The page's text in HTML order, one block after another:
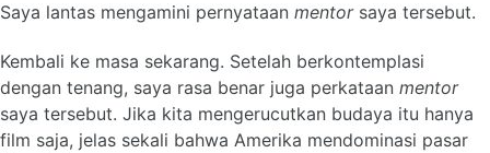
Saya lantas mengamini pernyataan mentorsaya tersebut.
Kembali ke masa sekarang. Setelah berkontemplasi
dengan tenang, saya rasa benar juga perkataan mentor
saya tersebut. Jika kita mengerucutkan budaya itu hanya
film saja, jelas sekali bahwa Amerika mendominasi pasar